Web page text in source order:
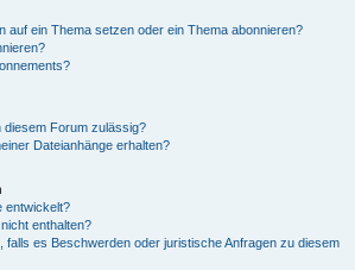
auf ein Thema setzen oder ein Thema abonnieren?
diesem Forum zulässig?
Dateianhänge erhalten?
entwickelt?
enthalten?
falls es Beschwerden oder juristische Anfragen zu diesem